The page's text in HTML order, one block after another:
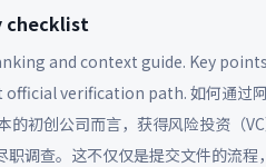
checklist
and context guide. Key
verification path. 如何通过
的初创公司而言，获得风险投资（
调查。这不仅仅是提交文件的流